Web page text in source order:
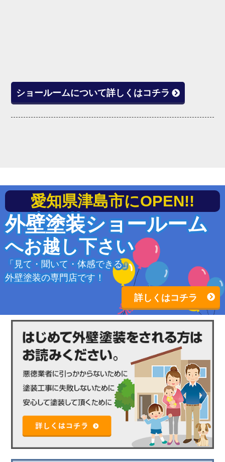
ショールームについて詳しくはコチラ
愛知県津島市にOPEN!!
外壁塗装ショールーム
へお越し下さい
「見て・聞いて・体感できる」
外壁塗装の専門店です！
詳しくはコチラ